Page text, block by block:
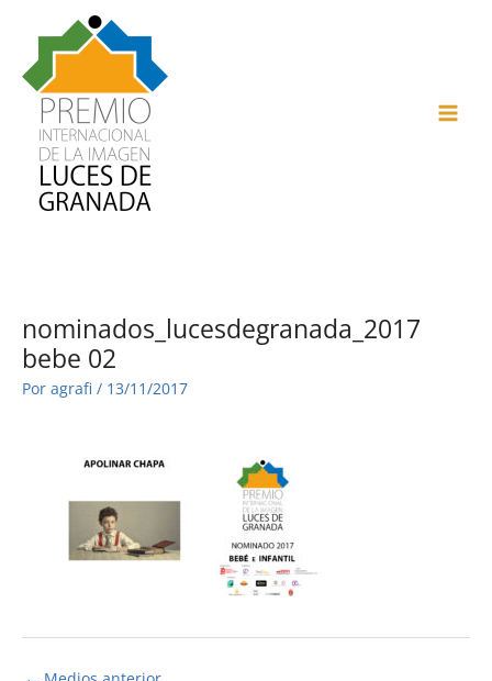
contenido
nominados_lucesdegranada_2017
bebe 02
Por agrafi / 13/11/2017